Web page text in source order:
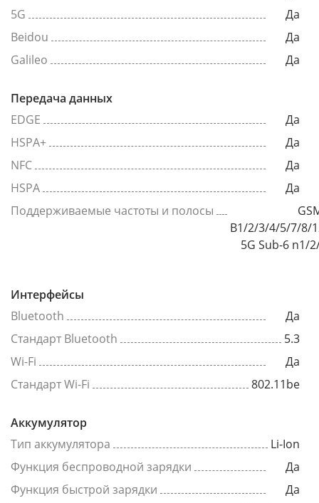
5G
Да
Beidou
Да
Galileo
Да
Передача данных
EDGE
Да
HSPA+
Да
NFC
Да
HSPA
Да
Поддерживаемые частоты и полосы
B1/2/3/4/5/7/8/
5G Sub-6 n1/
Интерфейсы
Bluetooth
Да
Стандарт Bluetooth
5.3
Wi-Fi
Да
Стандарт Wi-Fi
802.11be
Аккумулятор
Тип аккумулятора
Li-Ion
Функция беспроводной зарядки
Да
Функция быстрой зарядки
Да